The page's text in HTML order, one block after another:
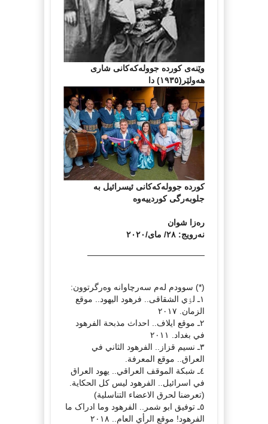
وێنەی کوردە جوولەکەکانی شاری
هەولێر(١٩٣٥) دا
کوردە جوولەکەکانی ئیسرائیل بە
جلوبەرگی کوردییەوە
رەزا شوان
نەرویج: ٢٨/ مای/٢٠٢٠
——————————————
(*) سوودم لەم سەرچاوانە وەرگرتوون:
١ـ لٶي الشقاقی.. فرهود الیهود.. موقع
الزمان. ٢٠١٧
٢ـ موقع ایلاف.. احداث مذبحة الفرهود
في بغداد. ٢٠١١
٣ـ نسیم قزاز.. الفرهود الثاني في
العراق.. موقع المعرفة.
٤ـ شبکة الموقف العراقي.. یهود العراق
في اسرائیل.. الفرهود لیس کل الحکایة.
(تعرضنا لحرق الاعضاء التناسلیة)
٥ـ توفیق ابو شمر.. الفرهود وما ادراک ما
الفرهود! موقع الرأي العام.. ٢٠١٨